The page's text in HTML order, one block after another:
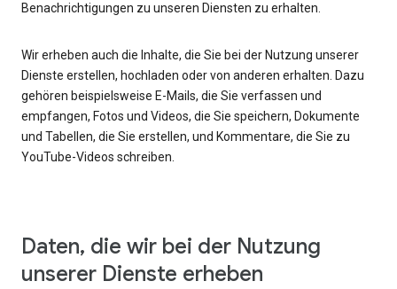
Benachrichtigungen zu unseren Diensten zu erhalten.
Wir erheben auch die Inhalte, die Sie bei der Nutzung unserer
Dienste erstellen, hochladen oder von anderen erhalten. Dazu
gehören beispielsweise E-Mails, die Sie verfassen und
empfangen, Fotos und Videos, die Sie speichern, Dokumente
und Tabellen, die Sie erstellen, und Kommentare, die Sie zu
YouTube-Videos schreiben.
Daten, die wir bei der Nutzung
unserer Dienste erheben